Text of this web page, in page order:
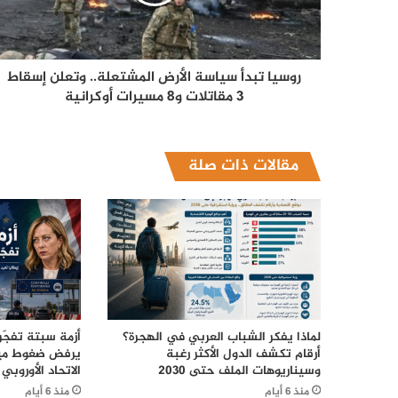
روسيا تبدأ سياسة الأرض المشتعلة.. وتعلن إسقاط
3 مقاتلات و8 مسيرات أوكرانية
مقالات ذات صلة
لماذا يفكر الشباب العربي في الهجرة؟
أرقام تكشف الدول الأكثر رغبة
وسيناريوهات الملف حتى 2030
منذ 6 أيام
أزمة سبتة
يرفض ضغوط
الاتحاد الأوروبي
منذ 6 أيام